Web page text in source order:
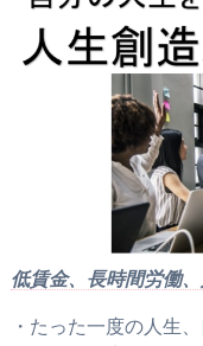
低賃金、長時間労働
・たった一度の人生